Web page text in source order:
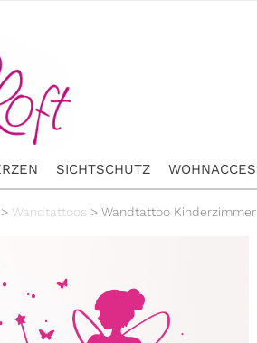
SICHTSCHUTZ
> Wandtattoos > Wandtattoo